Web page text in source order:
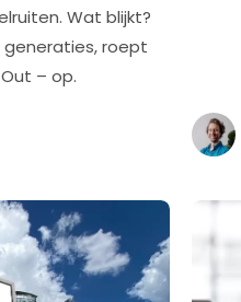
Wat blijkt?
generaties, roept
– op.